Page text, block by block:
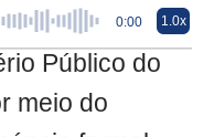
0:00 1.0x
Público do
meio do